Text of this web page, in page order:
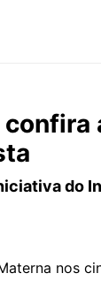
do
nos